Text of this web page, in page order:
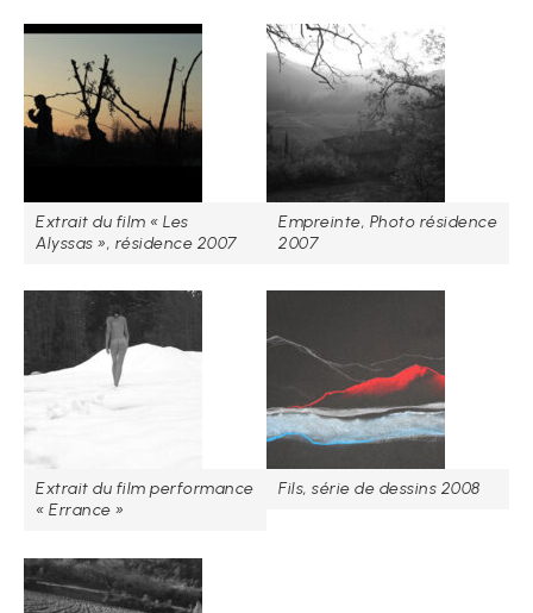
Extrait du film « Les
Alyssas », résidence 2007
Empreinte, Photo résidence
2007
Extrait du film performance
« Errance »
Fils, série de dessins 2008